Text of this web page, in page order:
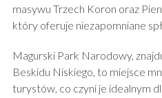
masywu Trzech Koron oraz
który oferuje niezapomniane
Magurski Park Narodowy,
Beskidu Niskiego, to miejsce
turystów, co czyni je idealnym